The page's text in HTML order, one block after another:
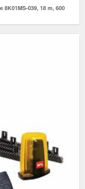
039, 18 m, 600